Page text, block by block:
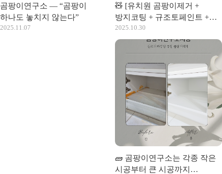
곰팡이연구소 — “곰팡이
하나도 놓치지 않는다”
2025.11.07
🧸 [유치원 곰팡이제거 +
방지코팅 + 규조토페인트 +
단열벽지 시공 후기]
2025.10.30
🧱 곰팡이연구소는 각종 작은
시공부터 큰 시공까지